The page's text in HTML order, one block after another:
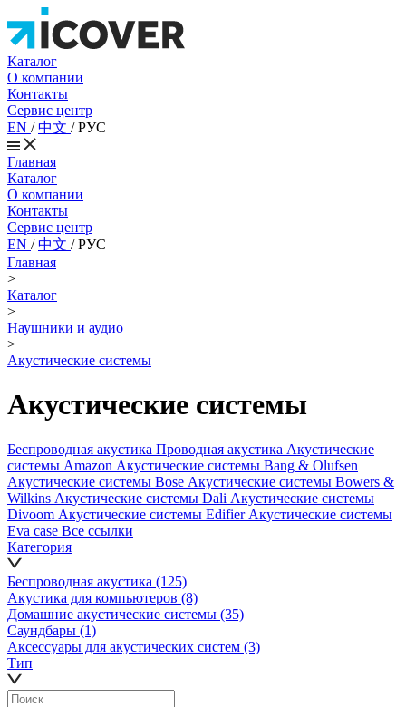
Каталог
О компании
Контакты
Сервис центр
EN /中文 /РУС
Главная
Каталог
О компании
Контакты
Сервис центр
EN /中文 /РУС
Главная
>
Каталог
>
Наушники и аудио
>
Акустические системы
Акустические системы
Беспроводная акустика Проводная акустика Акустические
системы Amazon Акустические системы Bang & Olufsen
Акустические системы Bose Акустические системы Bowers &
Wilkins Акустические системы Dali Акустические системы
Divoom Акустические системы Edifier Акустические системы
Eva case Все ссылки
Категория
Беспроводная акустика (125)
Акустика для компьютеров (8)
Домашние акустические системы (35)
Саундбары (1)
Аксессуары для акустических систем (3)
Тип